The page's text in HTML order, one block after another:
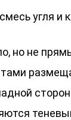
угля и
но не